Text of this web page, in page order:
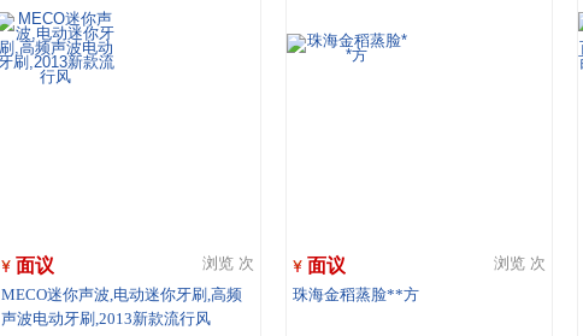
面议 浏览 次
MECO迷你声波,电动迷你牙刷,高频
声波电动牙刷,2013新款流行风
面议 浏览 次
珠海金稻蒸脸**方